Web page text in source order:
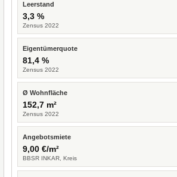
Leerstand
3,3 %
Zensus 2022
Eigentümerquote
81,4 %
Zensus 2022
Ø Wohnfläche
152,7 m²
Zensus 2022
Angebotsmiete
9,00 €/m²
BBSR INKAR, Kreis